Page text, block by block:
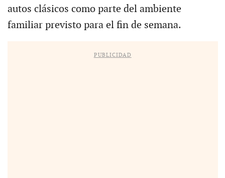
autos clásicos como parte del ambiente
familiar previsto para el fin de semana.
PUBLICIDAD